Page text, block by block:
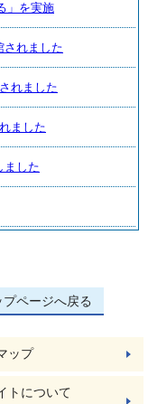
」を実施
れました
れました
ました
ました
プページへ戻る
ップ
トについて